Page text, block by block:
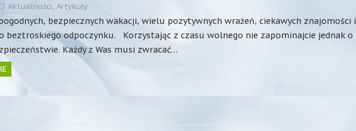
Aktualności, Artykuły
bezpiecznych wakacji, wielu pozytywnych wrażeń, ciekawych znajomości i
beztroskiego odpoczynku. Korzystając z czasu wolnego nie zapominajcie jednak o
Każdy z Was musi zwracać…